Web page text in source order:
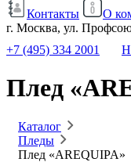
Контакты
О
г. Москва, ул.
+7 (495) 334 2001
Плед
Каталог
Пледы
Плед «AREQUIPA»